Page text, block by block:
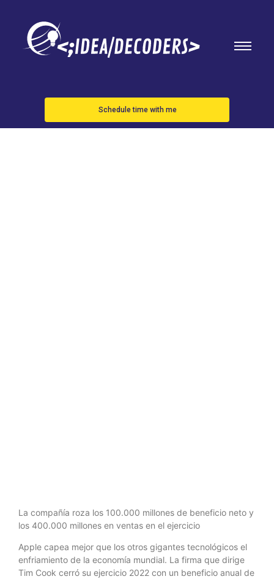
Schedule time with me
Apple bate
La compañía roza los 100.000 millones de beneficio neto y
los 400.000 millones en ventas en el ejercicio
Apple capea mejor que los otros gigantes tecnológicos el
enfriamiento de la economía mundial. La firma que dirige
Tim Cook cerró su ejercicio 2022 con un beneficio anual de